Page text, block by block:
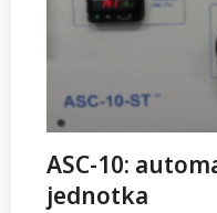
ASC-10:
jednotka